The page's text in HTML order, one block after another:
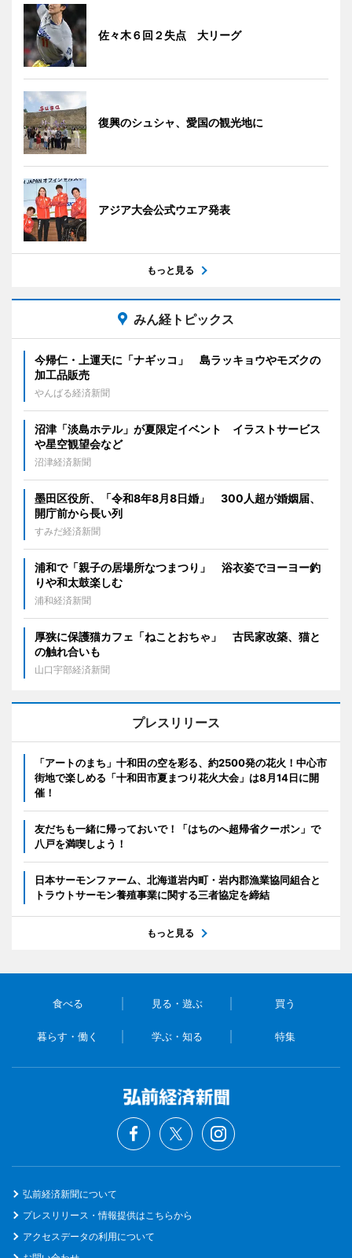
佐々木６回２失点 大リーグ
復興のシュシャ、愛国の観光地に
アジア大会公式ウエア発表
もっと見る
みん経トピックス
今帰仁・上運天に「ナギッコ」 島ラッキョウやモズクの
加工品販売
やんばる経済新聞
沼津「淡島ホテル」が夏限定イベント イラストサービス
や星空観望会など
沼津経済新聞
墨田区役所、「令和8年8月8日婚」 300人超が婚姻届、
開庁前から長い列
すみだ経済新聞
浦和で「親子の居場所なつまつり」 浴衣姿でヨーヨー釣
りや和太鼓楽しむ
浦和経済新聞
厚狭に保護猫カフェ「ねことおちゃ」 古民家改築、猫と
の触れ合いも
山口宇部経済新聞
プレスリリース
「アートのまち」十和田の空を彩る、約2500発の花火！中心市
街地で楽しめる「十和田市夏まつり花火大会」は8月14日に開
催！
友だちも一緒に帰っておいで！「はちのへ超帰省クーポン」で
八戸を満喫しよう！
日本サーモンファーム、北海道岩内町・岩内郡漁業協同組合と
トラウトサーモン養殖事業に関する三者協定を締結
もっと見る
食べる 見る・遊ぶ 買う
暮らす・働く 学ぶ・知る 特集
弘前経済新聞について
プレスリリース・情報提供はこちらから
アクセスデータの利用について